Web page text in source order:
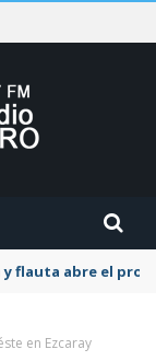
flauta abre el
en Ezcaray